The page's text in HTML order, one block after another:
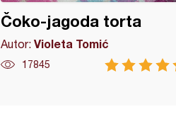
Čoko-jagoda torta
Autor: Violeta Tomić
17845